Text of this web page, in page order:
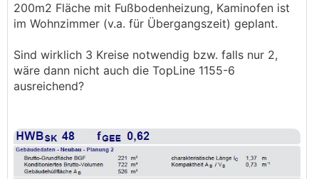
200m2 Fläche mit Fußbodenheizung, Kaminofen ist
im Wohnzimmer (v.a. für Übergangszeit) geplant.
Sind wirklich 3 Kreise notwendig bzw. falls nur 2,
wäre dann nicht auch die TopLine 1155-6
ausreichend?